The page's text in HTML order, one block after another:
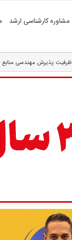
مشاوره کارشناسی ارشد
ظرفیت پذیرش مهندسی منابع طبیعی